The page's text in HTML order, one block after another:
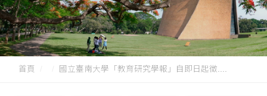
首頁 國立臺南大學「教育研究學報」自即日起徵....